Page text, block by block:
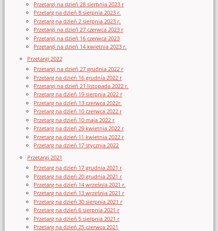
Przetargi na dzień 28 sierpnia 2023 r
Przetarg na dzień 8 sierpnia 2023 r.
Przetarg na dzień 2 sierpnia 2023 r.
Przetargi na dzień 27 czerwca 2023 r
Przetargi na dzień 16 czerwca 2023
Przetargi na dzień 14 kwietnia 2023 r.
Przetargi 2022
Przetargi na dzień 27 grudnia 2022 r
Przetarg na dzień 16 grudnia 2022 r
Przetargi na dzień 21 listopada 2022 r.
Przetarg na dzień 19 sierpnia 2022 r
Przetarg na dzień 13 czerwca 2022r.
Przetarg na dzień 10 czerwca 2022 r
Przetarg na dzień 10 maja 2022 r
Przetarg na dzień 29 kwietnia 2022 r
Przetarg na dzień 11 kwietnia 2022 r
Przetarg na dzień 17 stycznia 2022
Przetargi 2021
Przetarg na dzień 17 grudnia 2021 r
Przetarg na dzień 20 grudnia 2021 r
Przetarg na dzień 14 września 2021 r.
Przetarg na dzień 13 września 2021 r
Przetarg na dzień 30 sierpnia 2021 r
Przetarg na dzień 6 sierpnia 2021 r
Przetarg na dzień 5 sierpnia 2021 r
Przetarg na dzień 25 czerwca 2021